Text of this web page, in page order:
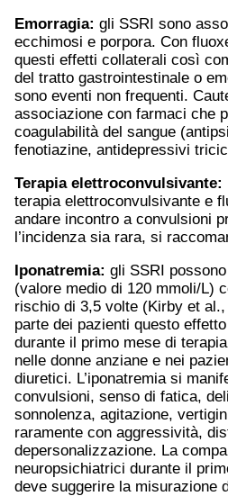
Emorragia: gli SSRI sono
ecchimosi e porpora. Con
questi effetti collaterali così
del tratto gastrointestinale o
sono eventi non frequenti.
associazione con farmaci che
coagulabilità del sangue
fenotiazine, antidepressivi
Terapia elettroconvulsivante:
terapia elettroconvulsivante e
andare incontro a convulsioni
l’incidenza sia rara, si
Iponatremia: gli SSRI
(valore medio di 120 mmoli/L)
rischio di 3,5 volte (Kirby et
parte dei pazienti questo
durante il primo mese di
nelle donne anziane e nei
diuretici. L’iponatremia si
convulsioni, senso di fatica,
sonnolenza, agitazione,
raramente con aggressività,
depersonalizzazione. La
neuropsichiatrici durante il
deve suggerire la misurazione